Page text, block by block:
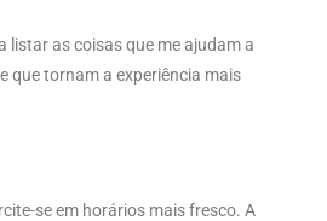
listar as coisas que me ajudam a
que tornam a experiência mais
se em horários mais fresco. A